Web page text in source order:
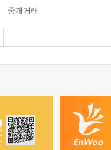
중개거래